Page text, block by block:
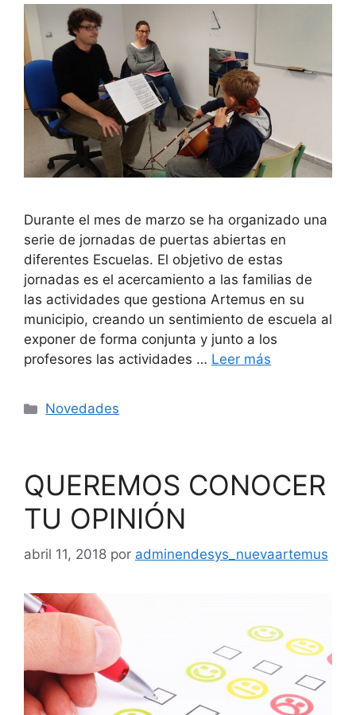
Durante el mes de marzo se ha organizado una
serie de jornadas de puertas abiertas en
diferentes Escuelas. El objetivo de estas
jornadas es el acercamiento a las familias de
las actividades que gestiona Artemus en su
municipio, creando un sentimiento de escuela al
exponer de forma conjunta y junto a los
profesores las actividades … Leer más
Novedades
QUEREMOS CONOCER
TU OPINIÓN
abril 11, 2018 por adminendesys_nuevaartemus